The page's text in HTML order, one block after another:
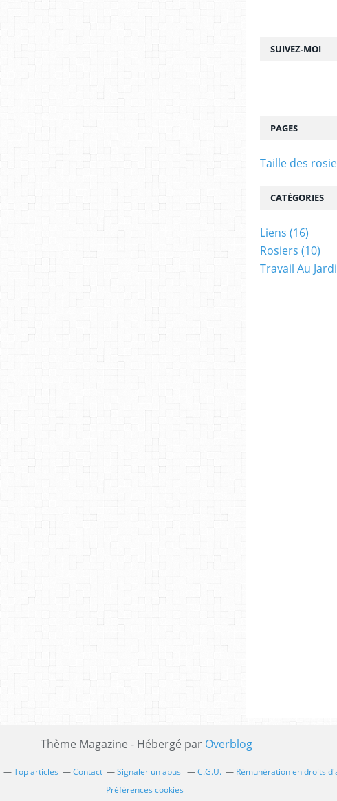
SUIVEZ-MOI
PAGES
Taille des
CATÉGORIES
Liens (16)
Rosiers (10)
Travail Au
Thème Magazine - Hébergé par Overblog
Top articles Contact Signaler un abus C.G.U. Rémunération en droits
Préférences cookies